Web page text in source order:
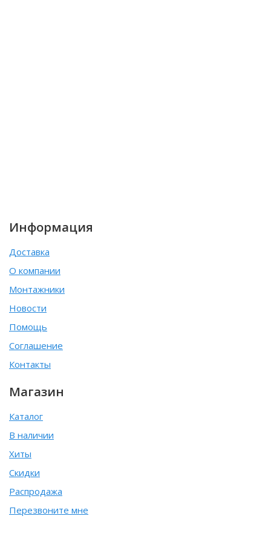
Информация
Доставка
О компании
Монтажники
Новости
Помощь
Соглашение
Контакты
Магазин
Каталог
В наличии
Хиты
Скидки
Распродажа
Перезвоните мне